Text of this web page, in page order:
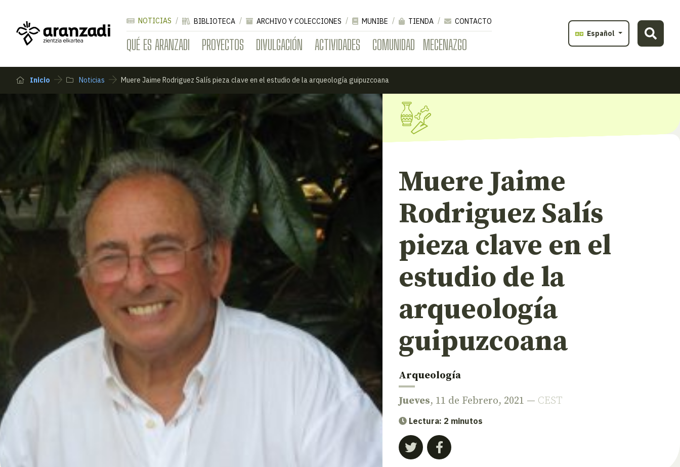
QUÉ ES ARANZADI PROYECTOS DIVULGACIÓN ACTIVIDADES COMUNIDAD MECENAZGO
NOTICIAS BIBLIOTECA ARCHIVO Y COLECCIONES MUNIBE TIENDA
CONTACTO
Español
Inicio Noticias Muere Jaime Rodriguez Salís pieza clave en el estudio de la arqueología guipuzcoana
Muere Jaime
Rodriguez Salís
pieza clave en el
estudio de la
arqueología
guipuzcoana
Arqueología
Jueves, 11 de Febrero, 2021 — CEST
Lectura: 2 minutos